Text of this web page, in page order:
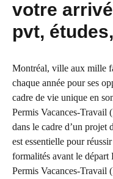
votre
pvt,
Montréal, ville aux mille
chaque année pour ses
cadre de vie unique en
Permis Vacances-Travail
dans le cadre d’un projet
est essentielle pour
formalités avant le
Permis Vacances-Travail